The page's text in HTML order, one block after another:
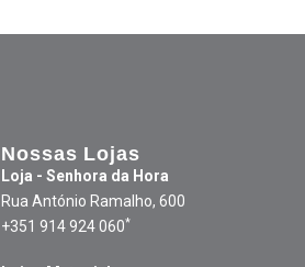
Nossas Lojas
Loja - Senhora da Hora
Rua António Ramalho, 600
+351 914 924 060*